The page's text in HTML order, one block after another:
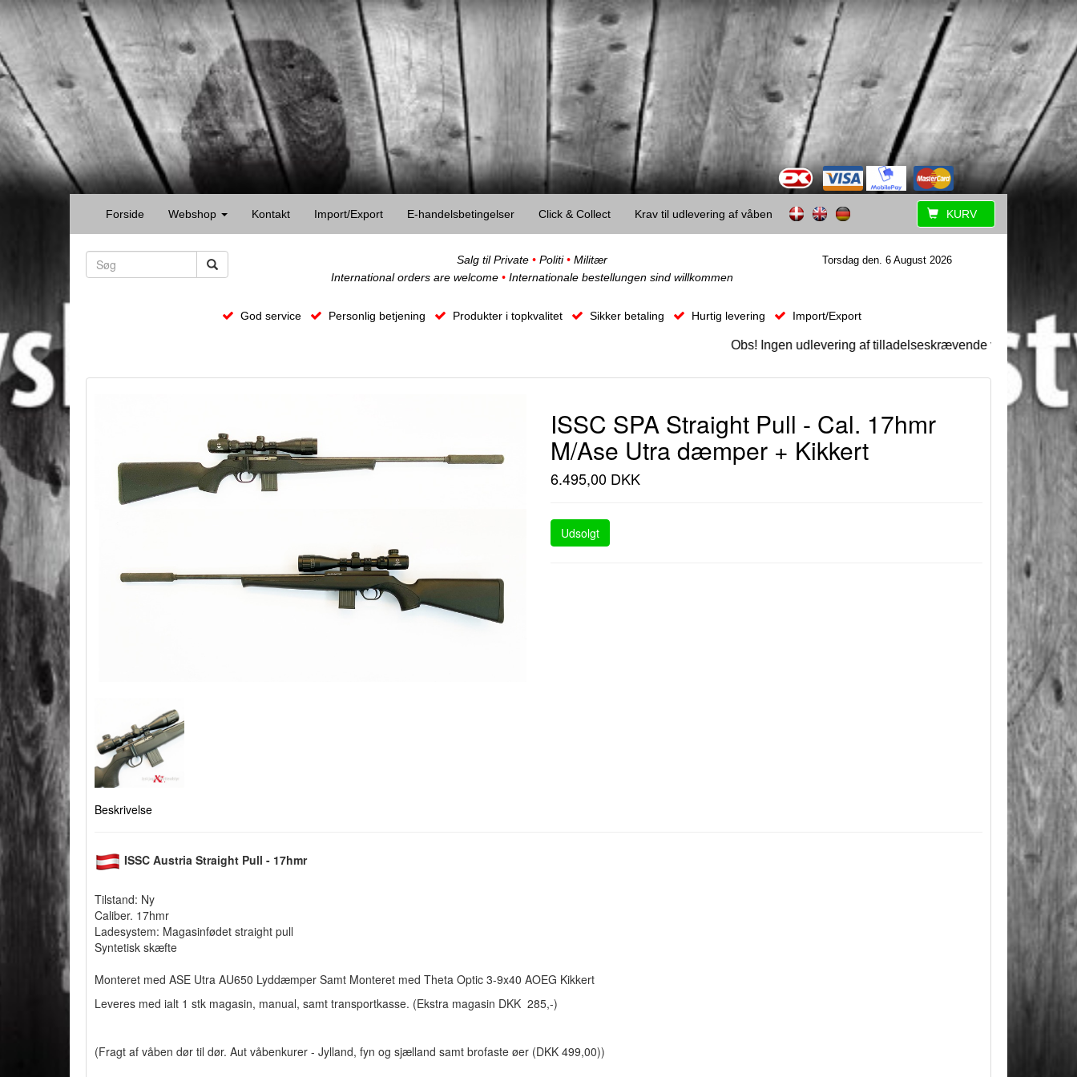
Forside Webshop Kontakt Import/Export E-handelsbetingelser Click & Collect Krav til udlevering af våben KURV
Salg til Private •Politi•Militær
International orders are welcome •Internationale bestellungen sind willkommen
Torsdag den. 6 August 2026
God service Personlig betjening Produkter i topkvalitet Sikker betaling Hurtig levering Import/Export
Obs! Ingen udlevering af tilladelseskrævende våben uden
ISSC SPA Straight Pull - Cal. 17hmr
M/Ase Utra dæmper + Kikkert
6.495,00 DKK
Udsolgt
Beskrivelse
ISSC Austria Straight Pull - 17hmr
Tilstand: Ny
Caliber. 17hmr
Ladesystem: Magasinfødet straight pull
Syntetisk skæfte
Monteret med ASE Utra AU650 Lyddæmper Samt Monteret med Theta Optic 3-9x40 AOEG Kikkert
Leveres med ialt 1 stk magasin, manual, samt transportkasse. (Ekstra magasin DKK 285,-)
(Fragt af våben dør til dør. Aut våbenkurer - Jylland, fyn og sjælland samt brofaste øer (DKK 499,00))